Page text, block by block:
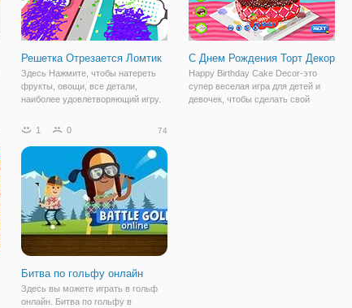
Решетка Отрезается Ломтик
Здесь Нажмите, чтобы натереть
фрукты, овощи, все детали,
наиболее удовлетворяющий игру.
многопользовательские режимы с
популярные игры.
С Днем Рождения Торт Декор
Happy Birthday Cake Decor-это
супер веселая игра для детей и
девочек, чтобы сделать свой
1 0 74
Битва по гольфу онлайн
Здесь вы можете играть в гольф
онлайн. Битва по гольфу в